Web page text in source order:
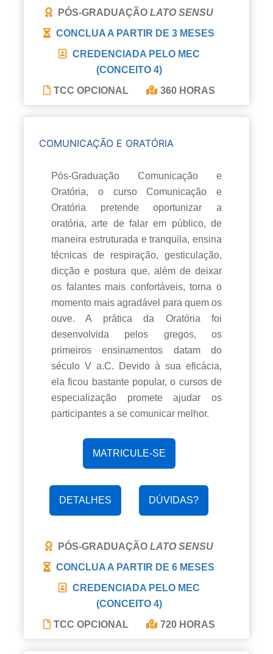
PÓS-GRADUAÇÃO LATO SENSU
CONCLUA A PARTIR DE 3 MESES
CREDENCIADA PELO MEC
(CONCEITO 4)
TCC OPCIONAL
360 HORAS
COMUNICAÇÃO E ORATÓRIA
Pós-Graduação Comunicação e
Oratória, o curso Comunicação e
Oratória pretende oportunizar a
oratória, arte de falar em público, de
maneira estruturada e tranquila, ensina
técnicas de respiração, gesticulação,
dicção e postura que, além de deixar
os falantes mais confortáveis, torna o
momento mais agradável para quem os
ouve. A prática da Oratória foi
desenvolvida pelos gregos, os
primeiros ensinamentos datam do
século V a.C. Devido à sua eficácia,
ela ficou bastante popular, o cursos de
especialização promete ajudar os
participantes a se comunicar melhor.
MATRICULE-SE
DETALHES DÚVIDAS?
PÓS-GRADUAÇÃO LATO SENSU
CONCLUA A PARTIR DE 6 MESES
CREDENCIADA PELO MEC
(CONCEITO 4)
TCC OPCIONAL
720 HORAS